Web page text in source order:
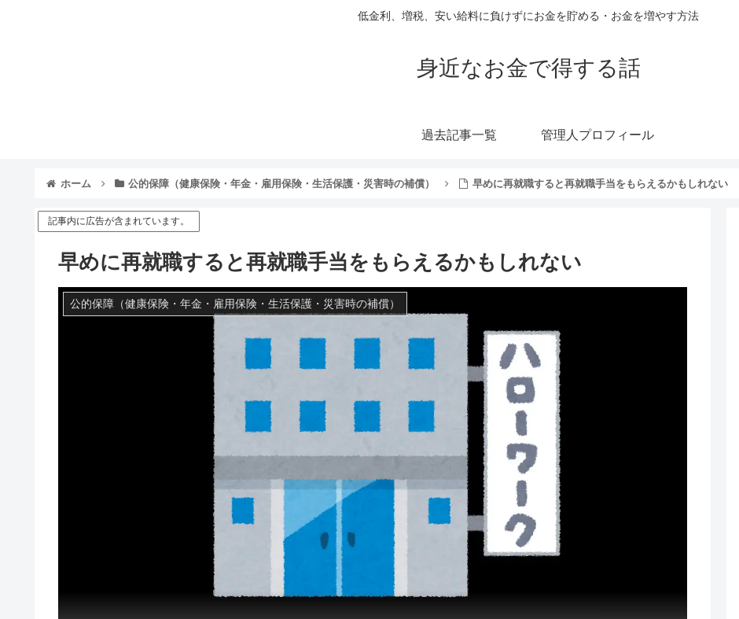
低金利、増税、安い給料に負けずにお金を貯める・お金を増やす方法
身近なお金で得する話
過去記事一覧 管理人プロフィール
ホーム 公的保障（健康保険・年金・雇用保険・生活保護・災害時の補償） 早めに再就職すると再就職手当をもらえるかもしれない
記事内に広告が含まれています。
早めに再就職すると再就職手当をもらえるかもしれない
公的保障（健康保険・年金・雇用保険・生活保護・災害時の補償）